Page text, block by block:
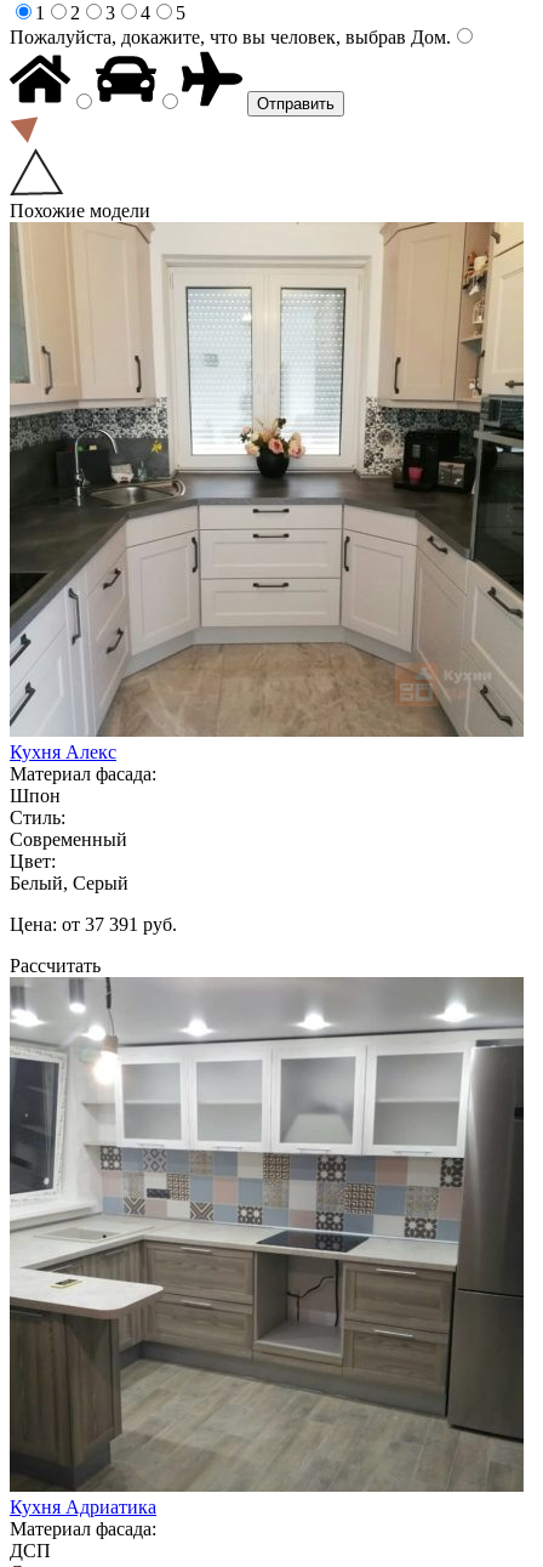
1
2 3 4
5
Пожалуйста, докажите, что вы человек, выбрав Дом.
Похожие модели
Кухня Алекс
Материал фасада:
Шпон
Стиль:
Современный
Цвет:
Белый, Серый
Цена: от 37 391 руб.
Рассчитать
Кухня Адриатика
Материал фасада:
ДСП